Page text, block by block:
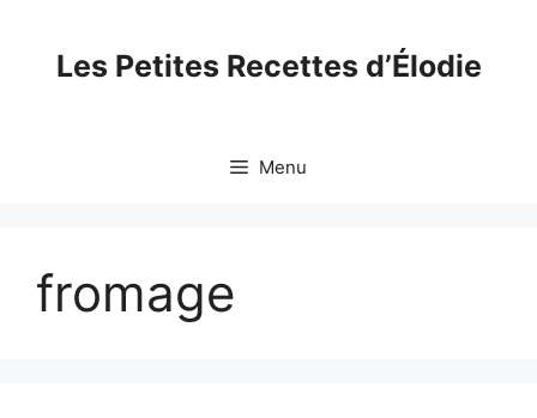
contentLes Petites Recettes d’Élodie
Menu
fromage